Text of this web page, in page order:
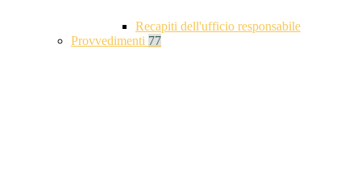
Recapiti dell'ufficio responsabile
Provvedimenti 77